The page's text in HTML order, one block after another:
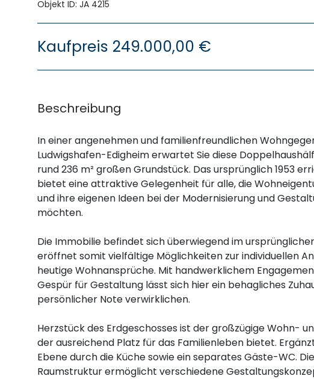
Objekt ID: JA 4215
Kaufpreis 249.000,00 €
Beschreibung
In einer angenehmen und familienfreundlichen
Ludwigshafen-Edigheim erwartet Sie diese
rund 236 m² großen Grundstück. Das ursprünglich 1953
bietet eine attraktive Gelegenheit für alle, die
und ihre eigenen Ideen bei der Modernisierung und
möchten.
Die Immobilie befindet sich überwiegend im
eröffnet somit vielfältige Möglichkeiten zur individuellen
heutige Wohnansprüche. Mit handwerklichem
Gespür für Gestaltung lässt sich hier ein behagliches
persönlicher Note verwirklichen.
Herzstück des Erdgeschosses ist der großzügige Wohn-
der ausreichend Platz für das Familienleben bietet.
Ebene durch die Küche sowie ein separates Gäste-WC.
Raumstruktur ermöglicht verschiedene